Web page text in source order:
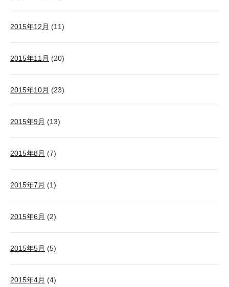
2015年12月 (11)
2015年11月 (20)
2015年10月 (23)
2015年9月 (13)
2015年8月 (7)
2015年7月 (1)
2015年6月 (2)
2015年5月 (5)
2015年4月 (4)